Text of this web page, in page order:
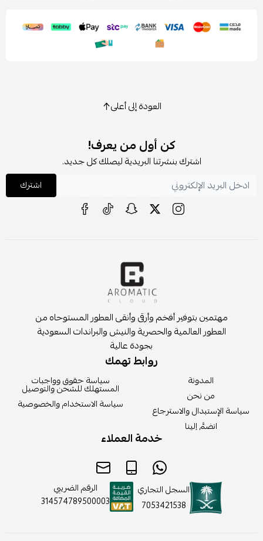
العودة إلى أعلى
كن أول من يعرف!
اشترك بنشرتنا البريدية ليصلك كل جديد.
اشترك
مهتمين بتوفير أفخم وأرقى وأنقى العطور المستوحاه من
العطور العالمية والحصرية والنيش والبراندات السعودية
بجودة عالية
روابط تهمك
المدونة
من نحن
سياسة الإستبدال والاسترجاع
انضمَّ إلينا
سياسة حقوق وواجبات
المستهلك للشحن والتوصيل
سياسة الاستخدام والخصوصية
خدمة العملاء
السجل التجاري
7053421538
الرقم الضريبي
314574789500003